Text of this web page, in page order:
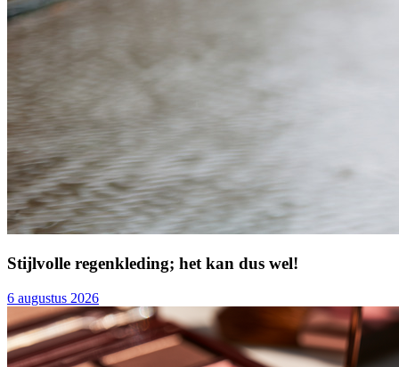
Stijlvolle regenkleding; het kan dus wel!
6 augustus 2026